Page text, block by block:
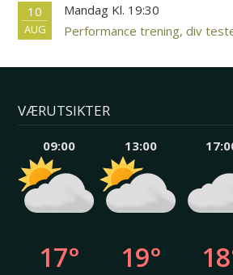
10
AUG
Mandag Kl. 19:30
Performance trening, div
VÆRUTSIKTER
09:00
17°
13:00
19°